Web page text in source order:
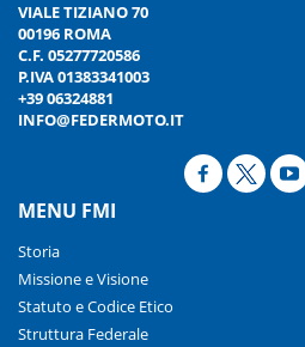
VIALE TIZIANO 70
00196 ROMA
C.F. 05277720586
P.IVA 01383341003
+39 06324881
INFO@FEDERMOTO.IT
MENU FMI
Storia
Missione e Visione
Statuto e Codice Etico
Struttura Federale